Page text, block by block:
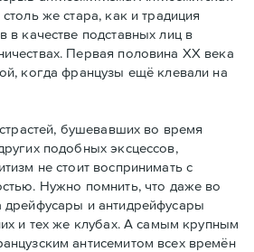
же стара, как и традиция
в качестве подставных лиц в
Первая половина ХХ века
когда французы ещё клевали на
бушевавших во время
подобных эксцессов,
не стоит воспринимать с
Нужно помнить, что даже во
и антидрейфусары
и тех же клубах. А самым крупным
антисемитом всех времён